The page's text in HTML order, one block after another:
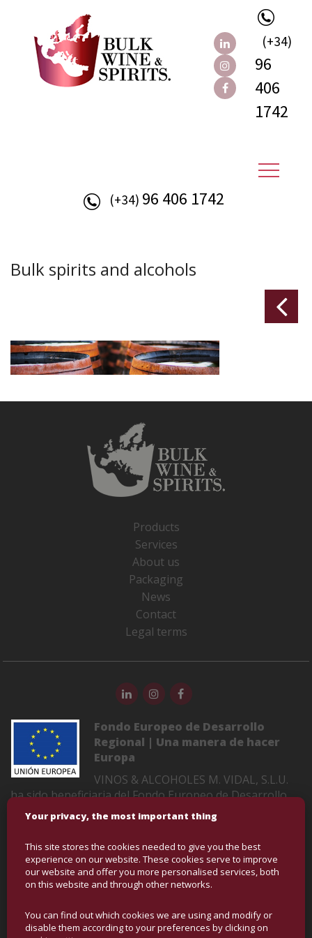
(+34)
96
406
1742
(+34) 96 406 1742
Bulk spirits and alcohols
Products
Services
About us
Packaging
News
Contact
Legal terms
Fondo Europeo de Desarrollo
Regional | Una manera de hacer
Europa
VINOS & ALCOHOLES M. VIDAL, S.L.U.
ha sido beneficiaria del Fondo Europeo de Desarrollo
Regional cuyo objetivo es mejorar la competitividad de
las Pymes y gracias al cual ha puesto en marcha un
Plan de Marketing Digital Internacional con el objetivo
de mejorar su posicionamiento online en mercados
exteriores durante el año 2022-2023. Para ello ha
contado con el apoyo del Programa XPANDE DIGITAL
Your privacy, the most important thing
This site stores the cookies needed to give you the best
experience on our website. These cookies serve to improve
our website and offer you more personalised services, both
on this website and through other networks.
You can find out which cookies we are using and modify or
disable them according to your preferences by clicking on